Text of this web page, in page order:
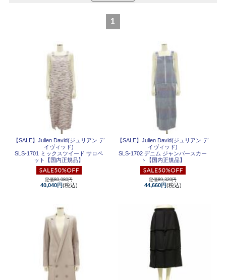
1
【SALE】Julien David(ジュリアン デ
イヴィッド)
SLS-1701 ミックスツイード サロペ
ット【国内正規品】
定価80,080円
40,040円(税込)
【SALE】Julien David(ジュリアン デ
イヴィッド)
SLS-1702 デニム ジャンバースカー
ト【国内正規品】
定価89,320円
44,660円(税込)